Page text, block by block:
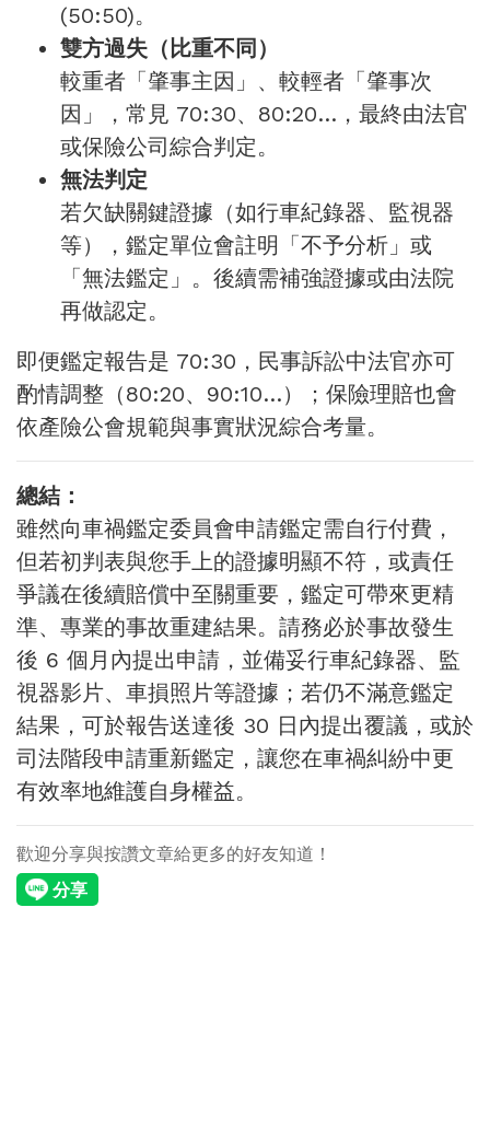
(50:50)。
雙方過失（比重不同）
較重者「肇事主因」、較輕者「肇事次
因」，常見 70:30、80:20…，最終由法官
或保險公司綜合判定。
無法判定
若欠缺關鍵證據（如行車紀錄器、監視器
等），鑑定單位會註明「不予分析」或
「無法鑑定」。後續需補強證據或由法院
再做認定。
即便鑑定報告是 70:30，民事訴訟中法官亦可
酌情調整（80:20、90:10…）；保險理賠也會
依產險公會規範與事實狀況綜合考量。
總結：
雖然向車禍鑑定委員會申請鑑定需自行付費，
但若初判表與您手上的證據明顯不符，或責任
爭議在後續賠償中至關重要，鑑定可帶來更精
準、專業的事故重建結果。請務必於事故發生
後 6 個月內提出申請，並備妥行車紀錄器、監
視器影片、車損照片等證據；若仍不滿意鑑定
結果，可於報告送達後 30 日內提出覆議，或於
司法階段申請重新鑑定，讓您在車禍糾紛中更
有效率地維護自身權益。
歡迎分享與按讚文章給更多的好友知道！